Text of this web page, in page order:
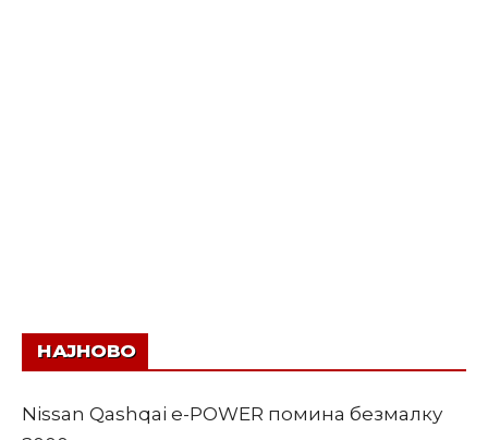
НАЈНОВО
Nissan Qashqai e-POWER помина безмалку